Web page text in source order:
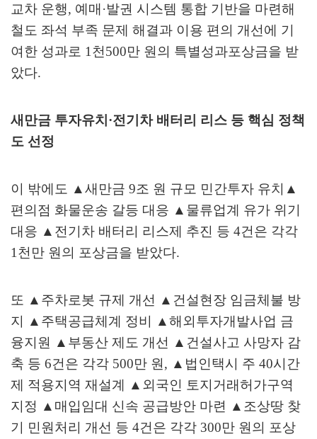
교차 운행, 예매 ·발권 시스템 통합 기반을 마련해
철도 좌석 부족 문제 해결과 이용 편의 개선에 기
여한 성과로 1천500만 원의 특별성과포상금을 받
았다.
새만금 투자유치 ·전기차 배터리 리스 등 핵심 정책
도 선정
이 밖에도 ▲새만금 9조 원 규모 민간투자 유치 ▲
편의점 화물운송 갈등 대응 ▲ 물류업계 유가 위기
대응 ▲ 전기차 배터리 리스제 추진 등 4건은 각각
1천만 원의 포상금을 받았다.
또 ▲ 주차로봇 규제 개선 ▲ 건설현장 임금체불 방
지
▲ 주택공급체계 정비 ▲해외투자개발사업 금
융지원 ▲ 부동산 제도 개선 ▲ 건설사고 사망자 감
축 등 6건은 각각 500만 원, ▲ 법인택시 주 40시간
제 적용지역 재설계
▲ 외국인 토지거래허가구역
지정 ▲ 매입임대 신속 공급방안 마련 ▲ 조상땅 찾
기 민원처리 개선 등 4건은 각각 300만 원의 포상